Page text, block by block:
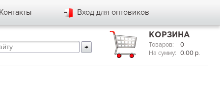
Вход для оптовиков
КОРЗИНА
Товаров:
0
На сумму: 0.00 р.